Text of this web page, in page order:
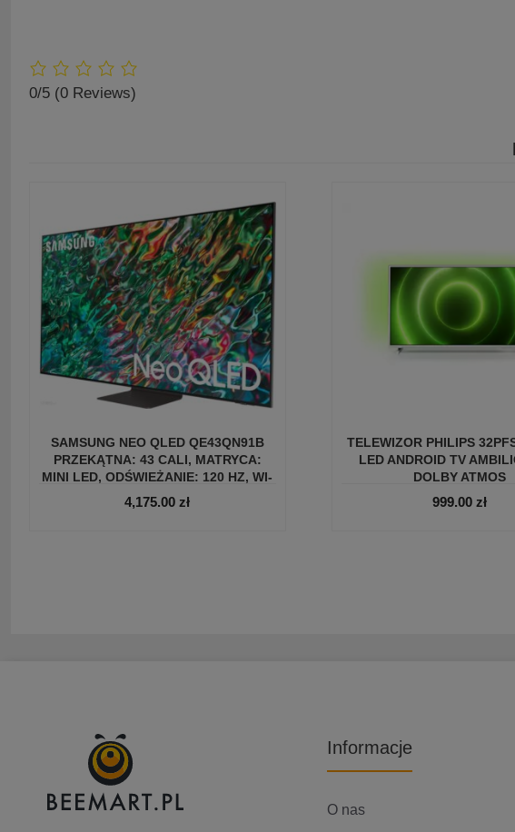
0/5 (0 Reviews)
SAMSUNG NEO QLED QE43QN91B
PRZEKĄTNA: 43 CALI, MATRYCA:
MINI LED, ODŚWIEŻANIE: 120 HZ, WI-
FI, DLNA, LAN, HDMI 2.1
4,175.00zł
TELEWIZOR PHILIPS
LED ANDROID TV
DOLBY ATMOS
999.00 zł
Informacje
O nas